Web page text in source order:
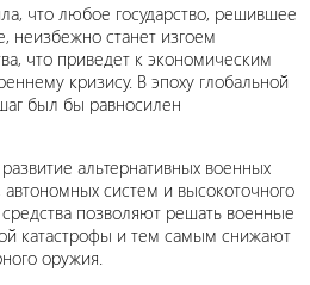
что любое государство, решившее
неизбежно станет изгоем
что приведет к экономическим
кризису. В эпоху глобальной
был бы равносилен
альтернативных военных
систем и высокоточного
позволяют решать военные
катастрофы и тем самым снижают
оружия.